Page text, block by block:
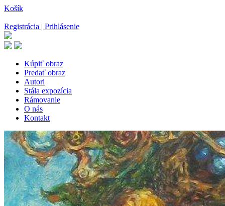
Košík
Registrácia | Prihlásenie
Kúpiť obraz
Predať obraz
Autori
Stála expozícia
Rámovanie
O nás
Kontakt